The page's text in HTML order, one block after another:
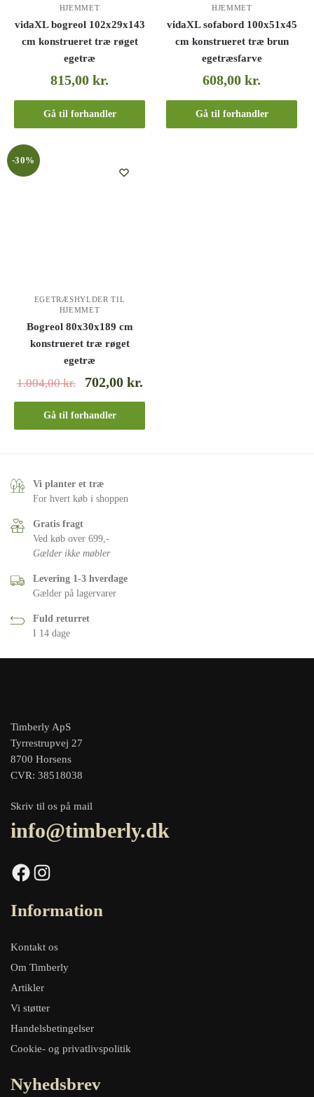
HJEMMET
vidaXL bogreol 102x29x143
cm konstrueret træ røget
egetræ
815,00kr.
Gå til forhandler
HJEMMET
vidaXL sofabord 100x51x45
cm konstrueret træ brun
egetræsfarve
608,00kr.
Gå til forhandler
-30%
EGETRÆSHYLDER TIL
HJEMMET
Bogreol 80x30x189 cm
konstrueret træ røget
egetræ
1.004,00kr. 702,00 kr.
Gå til forhandler
Vi planter et træ
For hvert køb i shoppen
Gratis fragt
Ved køb over 699,-
Gælder ikke møbler
Levering 1-3 hverdage
Gælder på lagervarer
Fuld returret
I 14 dage
Timberly ApS
Tyrrestrupvej 27
8700 Horsens
CVR: 38518038
Skriv til os på mail
info@timberly.dk
Facebook Instagram
Information
Kontakt os
Om Timberly
Artikler
Vi støtter
Handelsbetingelser
Cookie- og privatlivspolitik
Nyhedsbrev